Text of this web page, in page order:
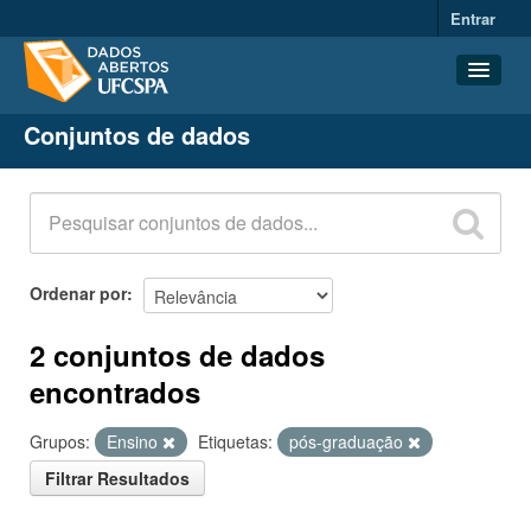
Entrar
Conjuntos de dados
Organizações
Grupos
Sobre
Conjuntos de dados
Ordenar por
2 conjuntos de dados
encontrados
Grupos: Ensino Etiquetas:
pós-graduação
Filtrar Resultados